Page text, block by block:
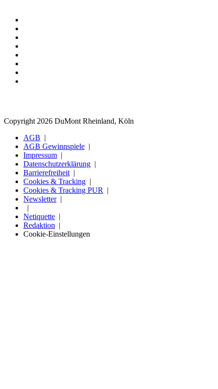
Copyright 2026 DuMont Rheinland, Köln
AGB
AGB Gewinnspiele
Impressum
Datenschutzerklärung
Barrierefreiheit
Cookies & Tracking
Cookies & Tracking PUR
Newsletter
Netiquette
Redaktion
Cookie-Einstellungen